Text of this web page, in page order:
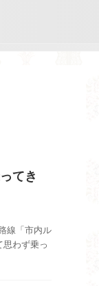
てき
線「市内ル
わず乗っ